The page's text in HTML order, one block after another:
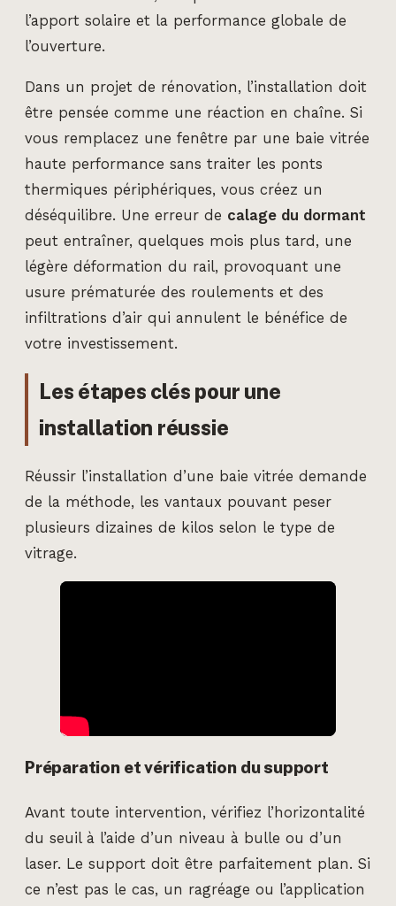
l’apport solaire et la performance globale de
l’ouverture.
Dans un projet de rénovation, l’installation doit
être pensée comme une réaction en chaîne. Si
vous remplacez une fenêtre par une baie vitrée
haute performance sans traiter les ponts
thermiques périphériques, vous créez un
déséquilibre. Une erreur de calage du dormant
peut entraîner, quelques mois plus tard, une
légère déformation du rail, provoquant une
usure prématurée des roulements et des
infiltrations d’air qui annulent le bénéfice de
votre investissement.
Les étapes clés pour une
installation réussie
Réussir l’installation d’une baie vitrée demande
de la méthode, les vantaux pouvant peser
plusieurs dizaines de kilos selon le type de
vitrage.
Préparation et vérification du support
Avant toute intervention, vérifiez l’horizontalité
du seuil à l’aide d’un niveau à bulle ou d’un
laser. Le support doit être parfaitement plan. Si
ce n’est pas le cas, un ragréage ou l’application